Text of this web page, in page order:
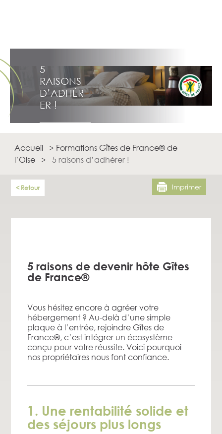
5
RAISONS
D’ADHÉR
ER !
Accueil > Formations Gîtes de France® de
l’Oise > 5 raisons d’adhérer !
Retour Imprimer
5 raisons de devenir hôte Gîtes
de France®
Vous hésitez encore à agréer votre
hébergement ? Au-delà d’une simple
plaque à l’entrée, rejoindre Gîtes de
France®, c’est intégrer un écosystème
conçu pour votre réussite. Voici pourquoi
nos propriétaires nous font confiance.
1. Une rentabilité solide et
des séjours plus longs